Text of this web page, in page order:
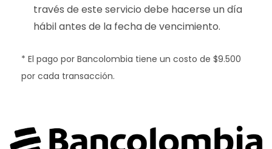
través de este servicio debe hacerse un día
hábil antes de la fecha de vencimiento.
* El pago por Bancolombia tiene un costo de $9.500
por cada transacción.